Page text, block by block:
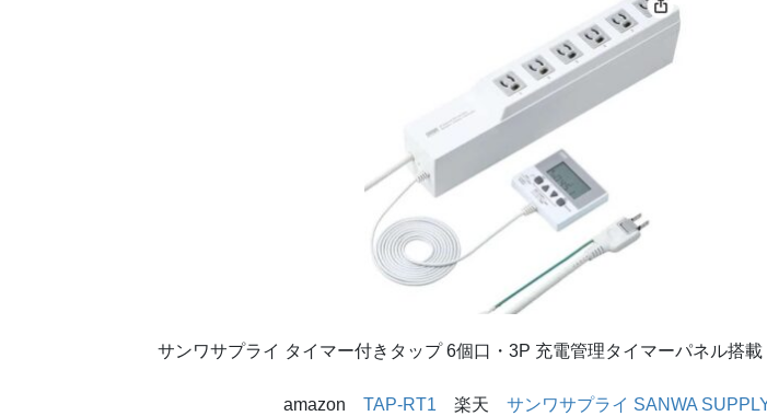
サンワサプライ タイマー付きタップ 6個口・3P 充電管理タイマーパネル搭
amazon TAP-RT1 楽天 サンワサプライ SANWA